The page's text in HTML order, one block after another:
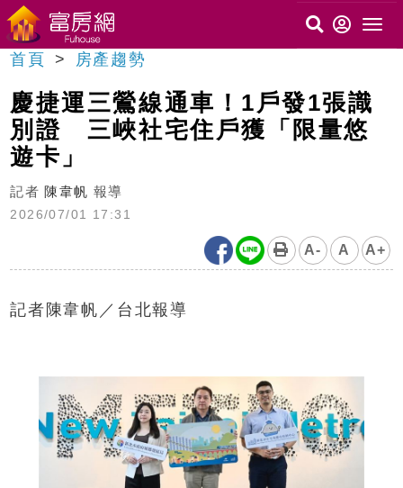
首頁 房產趨勢
慶捷運三鶯線通車！1戶發1張識
別證 三峽社宅住戶獲「限量悠
遊卡」
記者 陳韋帆 報導
2026/07/01 17:31
A- A A+
記者陳韋帆／台北報導